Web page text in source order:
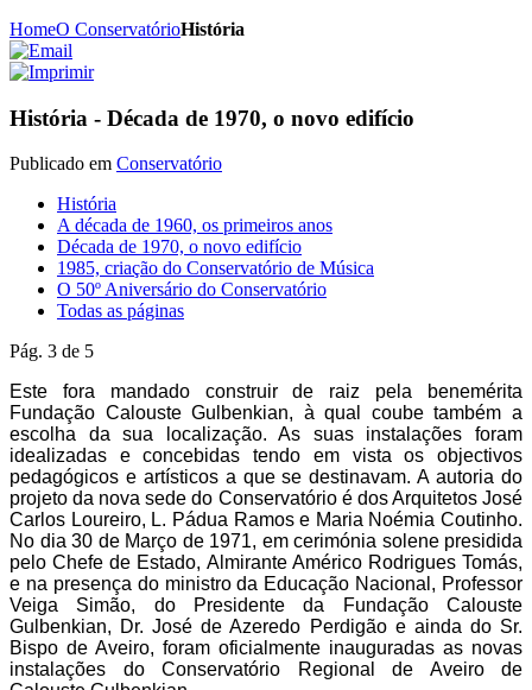
HomeO ConservatórioHistória
História - Década de 1970, o novo edifício
Publicado em Conservatório
História
A década de 1960, os primeiros anos
Década de 1970, o novo edifício
1985, criação do Conservatório de Música
O 50º Aniversário do Conservatório
Todas as páginas
Pág. 3 de 5
Este fora mandado construir de raiz pela benemérita
Fundação Calouste Gulbenkian, à qual coube também a
escolha da sua localização. As suas instalações foram
idealizadas e concebidas tendo em vista os objectivos
pedagógicos e artísticos a que se destinavam. A autoria do
projeto da nova sede do Conservatório é dos Arquitetos José
Carlos Loureiro, L. Pádua Ramos e Maria Noémia Coutinho.
No dia 30 de Março de 1971, em cerimónia solene presidida
pelo Chefe de Estado, Almirante Américo Rodrigues Tomás,
e na presença do ministro da Educação Nacional, Professor
Veiga Simão, do Presidente da Fundação Calouste
Gulbenkian, Dr. José de Azeredo Perdigão e ainda do Sr.
Bispo de Aveiro, foram oficialmente inauguradas as novas
instalações do Conservatório Regional de Aveiro de